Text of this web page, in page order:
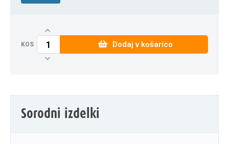
KOS Dodaj v košarico
Sorodni izdelki